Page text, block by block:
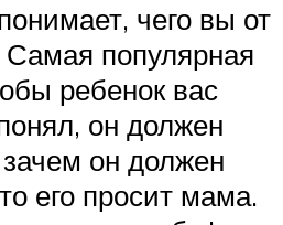
чего вы от
Самая популярная
ребенок вас
он должен
он должен
его просит мама.